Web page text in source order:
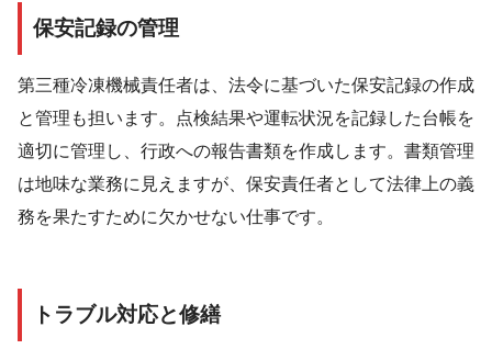
保安記録の管理
第三種冷凍機械責任者は、法令に基づいた保安記録の作成
と管理も担います。点検結果や運転状況を記録した台帳を
適切に管理し、行政への報告書類を作成します。書類管理
は地味な業務に見えますが、保安責任者として法律上の義
務を果たすために欠かせない仕事です。
トラブル対応と修繕